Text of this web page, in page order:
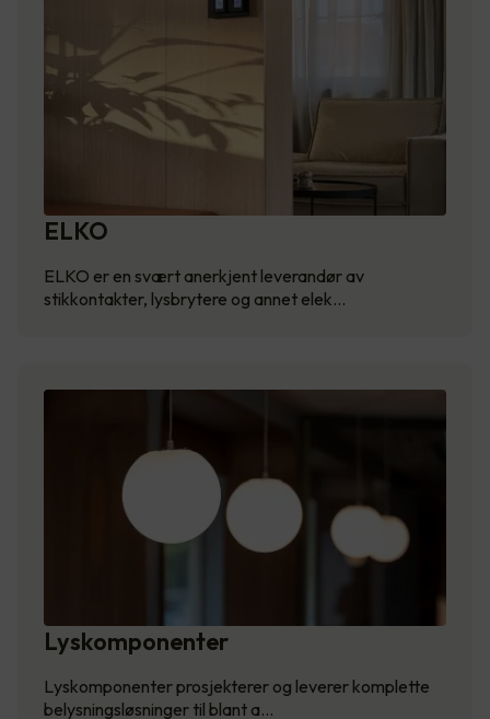
ELKO
ELKO er en svært anerkjent leverandør av
stikkontakter, lysbrytere og annet elek…
Lyskomponenter
Lyskomponenter prosjekterer og leverer komplette
belysningsløsninger til blant a…